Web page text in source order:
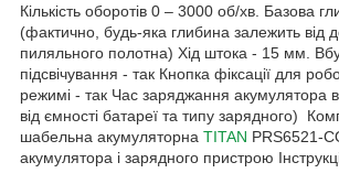
Кількість оборотів 0 – 3000 об/хв. Базова
(фактично, будь-яка глибина залежить від
пиляльного полотна) Хід штока - 15 мм.
підсвічування - так Кнопка фіксації для
режимі - так Час заряджання акумулятора
від ємності батареї та типу зарядного)
шабельна акумуляторна TITAN PRS6521-
акумулятора і зарядного пристрою